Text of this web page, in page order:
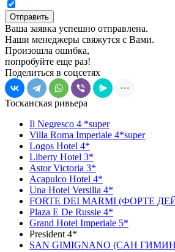
Отправить
Ваша заявка успешно отправлена.
Наши менеджеры свяжутся с Вами.
Произошла ошибка,
попробуйте еще раз!
Поделиться в соцсетях
Тосканская ривьера
Il Negresco 4 *super
Villa Roma Imperiale 4*super
Logos Hotel 4*
Liberty Hotel 3*
Astor Victoria 3*
Acapulco Hotel 4*
Una Hotel Versilia 4*
FORTE DEI MARMI (ФОРТЕ
Plaza E De Russie 4*
Grand Hotel Imperiale 5*
President 4*
SAN GIMIGNANO (CАН